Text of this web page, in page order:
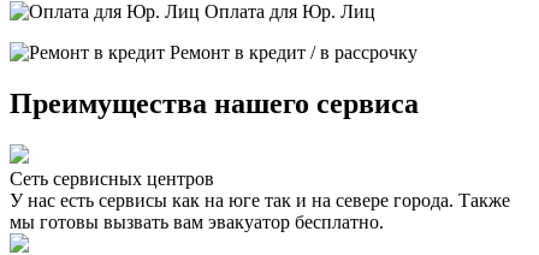
Оплата для Юр. Лиц
Ремонт в кредит / в рассрочку
Преимущества нашего сервиса
Сеть сервисных центров
У нас есть сервисы как на юге так и на севере города. Также
мы готовы вызвать вам эвакуатор бесплатно.